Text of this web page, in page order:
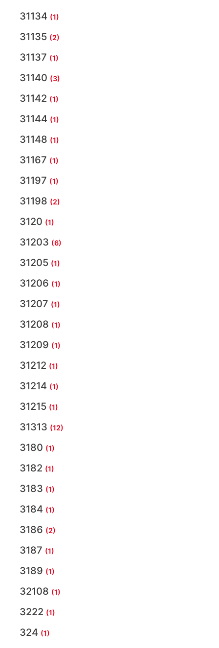
31134 (1)
31135 (2)
31137 (1)
31140 (3)
31142 (1)
31144 (1)
31148 (1)
31167 (1)
31197 (1)
31198 (2)
3120 (1)
31203 (6)
31205 (1)
31206 (1)
31207 (1)
31208 (1)
31209 (1)
31212 (1)
31214 (1)
31215 (1)
31313 (12)
3180 (1)
3182 (1)
3183 (1)
3184 (1)
3186 (2)
3187 (1)
3189 (1)
32108 (1)
3222 (1)
324 (1)